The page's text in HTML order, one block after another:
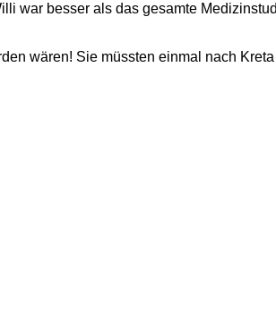
war besser als das gesamte
wären! Sie müssten einmal nach